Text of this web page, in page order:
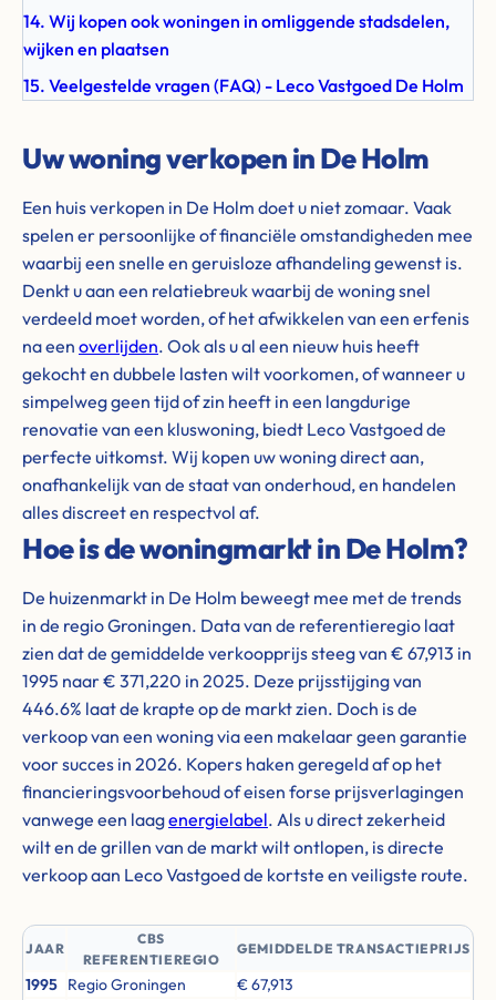
14. Wij kopen ook woningen in omliggende stadsdelen,
wijken en plaatsen
15. Veelgestelde vragen (FAQ) - Leco Vastgoed De Holm
Uw woning verkopen in De Holm
Een huis verkopen in De Holm doet u niet zomaar. Vaak
spelen er persoonlijke of financiële omstandigheden mee
waarbij een snelle en geruisloze afhandeling gewenst is.
Denkt u aan een relatiebreuk waarbij de woning snel
verdeeld moet worden, of het afwikkelen van een erfenis
na een overlijden. Ook als u al een nieuw huis heeft
gekocht en dubbele lasten wilt voorkomen, of wanneer u
simpelweg geen tijd of zin heeft in een langdurige
renovatie van een kluswoning, biedt Leco Vastgoed de
perfecte uitkomst. Wij kopen uw woning direct aan,
onafhankelijk van de staat van onderhoud, en handelen
alles discreet en respectvol af.
Hoe is de woningmarkt in De Holm?
De huizenmarkt in De Holm beweegt mee met de trends
in de regio Groningen. Data van de referentieregio laat
zien dat de gemiddelde verkoopprijs steeg van € 67,913 in
1995 naar € 371,220 in 2025. Deze prijsstijging van
446.6% laat de krapte op de markt zien. Doch is de
verkoop van een woning via een makelaar geen garantie
voor succes in 2026. Kopers haken geregeld af op het
financieringsvoorbehoud of eisen forse prijsverlagingen
vanwege een laagenergielabel. Als u direct zekerheid
wilt en de grillen van de markt wilt ontlopen, is directe
verkoop aan Leco Vastgoed de kortste en veiligste route.
JAAR
CBS
REFERENTIEREGIO
GEMIDDELDE TRANSACTIEPRIJS
1995 Regio Groningen
€ 67,913